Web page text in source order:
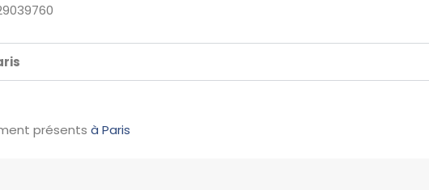
présents à Paris